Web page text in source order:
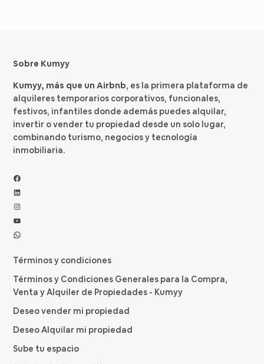
Sobre Kumyy
Kumyy, más que un Airbnb, es la primera plataforma de
alquileres temporarios corporativos, funcionales,
festivos, infantiles donde además puedes alquilar,
invertir o vender tu propiedad desde un solo lugar,
combinando turismo, negocios y tecnología
inmobiliaria.
Facebook
LinkedIn
Instagram
YouTube
WhatsApp
Términos y condiciones
Términos y Condiciones Generales para la Compra,
Venta y Alquiler de Propiedades - Kumyy
Deseo vender mi propiedad
Deseo Alquilar mi propiedad
Sube tu espacio